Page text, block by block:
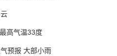
高气温33度
预报 大部小雨